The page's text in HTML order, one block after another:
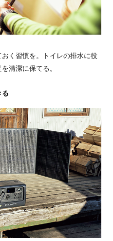
く習慣を。トイレの排水に役
清潔に保てる。
る